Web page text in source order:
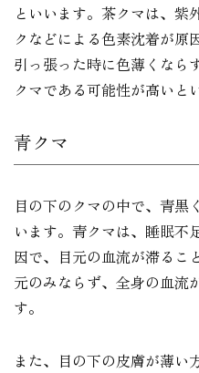
といいます。茶クマは、紫
クなどによる色素沈着が原
引っ張った時に色薄くなら
クマである可能性が高いと
青クマ
目の下のクマの中で、青黒
います。青クマは、睡眠不
因で、目元の血流が滞るこ
元のみならず、全身の血流
す。
また、目の下の皮膚が薄い